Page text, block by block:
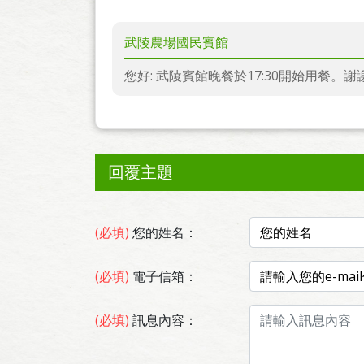
武陵農場國民賓館
您好: 武陵賓館晚餐於17:30開始用餐。謝
回覆主題
(必填) 您的姓名：
(必填) 電子信箱：
(必填) 訊息內容：